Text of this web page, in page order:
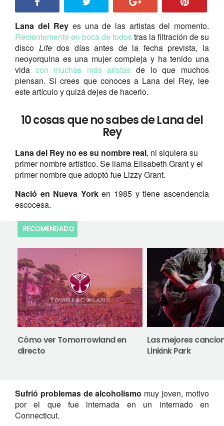
Lana del Reyes una de las artistas del momento.
Recientemente en boca de todostras la filtración de su
disco Lifedos días antes de la fecha prevista, la
neoyorquina es una mujer compleja y ha tenido una
vida con muchas más aristas de lo que muchos
piensan. Si crees que conoces a Lana del Rey, lee
este artículo y quizá dejes de hacerlo.
10 cosas que no sabes de Lana del
Rey
Lana del Rey no es su nombre real, ni siquiera su
primer nombre artístico. Se llama Elisabeth Grant y el
primer nombre que adoptó fue Lizzy Grant.
Nació en Nueva Yorken 1985 y tiene ascendencia
escocesa.
RECOMENDADO
Cómo ver Tomorrowland en
directo
Las mejores
Linkink Park
Sufrió problemas de alcoholismo muy joven, motivo
por el que fue internada en un internado en
Connecticut.